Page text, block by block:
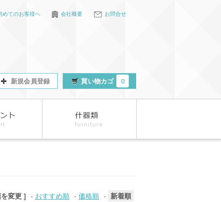
めてのお客様へ 会社概要 お問合せ
新規会員登録 買い物カゴ 0
変更 ] - おすすめ順 - 価格順 - 新着順